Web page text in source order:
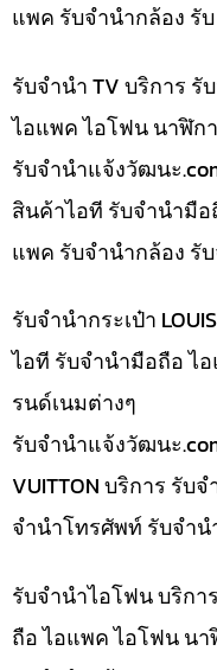
แพค รับจำนำกล้อง รับ
รับจำนำ TV บริการ
ไอแพค ไอโฟน นาฬิก
รับจํานําแจ้งวัฒนะ
สินค้าไอที รับจำนำมื
แพค รับจำนำกล้อง รั
รับจำนำกระเป๋า
ไอที รับจำนำมือถือ ไ
รนด์เนมต่างๆ
รับจํานําแจ้งวัฒนะ
VUITTON บริการ รั
จำนำโทรศัพท์ รับจำ
รับจำนำไอโฟน บริก
ถือ ไอแพค ไอโฟน น